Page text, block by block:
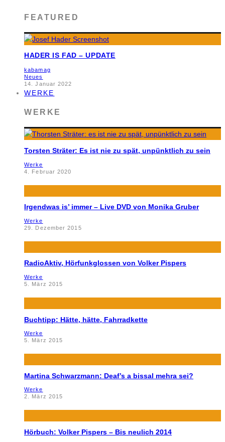
FEATURED
HADER IS FAD – UPDATE
kabamag
Neues
14. Januar 2022
WERKE
WERKE
Torsten Sträter: Es ist nie zu spät, unpünktlich zu sein
Werke
4. Februar 2020
Irgendwas is’ immer – Live DVD von Monika Gruber
Werke
29. Dezember 2015
RadioAktiv, Hörfunkglossen von Volker Pispers
Werke
5. März 2015
Buchtipp: Hätte, hätte, Fahrradkette
Werke
5. März 2015
Martina Schwarzmann: Deaf’s a bissal mehra sei?
Werke
2. März 2015
Hörbuch: Volker Pispers – Bis neulich 2014